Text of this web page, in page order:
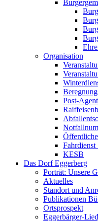
Organisation
Post-
KESB
Das Dorf Eggerberg
Porträt: Unsere
Aktuelles
Standort und
Publikationen
Ortsprospekt
Eggerbärger-